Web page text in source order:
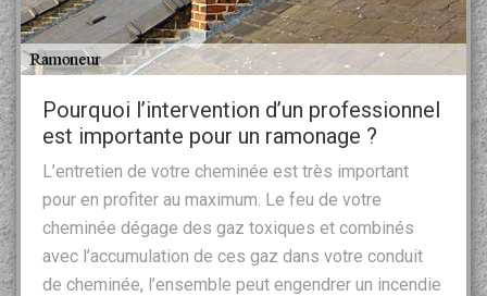
Pourquoi l’intervention d’un professionnel
est importante pour un ramonage ?
L’entretien de votre cheminée est très important
pour en profiter au maximum. Le feu de votre
cheminée dégage des gaz toxiques et combinés
avec l’accumulation de ces gaz dans votre conduit
de cheminée, l’ensemble peut engendrer un incendie